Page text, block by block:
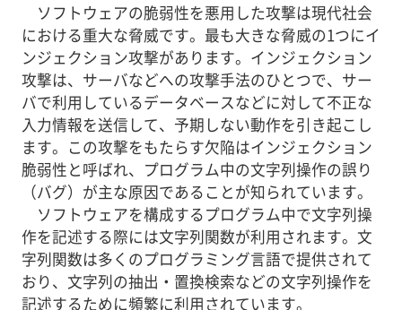
ソフトウェアの脆弱性を悪用した攻撃は現代社会
における重大な脅威です。最も大きな脅威の1つにイ
ンジェクション攻撃があります。インジェクション
攻撃は、サーバなどへの攻撃手法のひとつで、サー
バで利用しているデータベースなどに対して不正な
入力情報を送信して、予期しない動作を引き起こし
ます。この攻撃をもたらす欠陥はインジェクション
脆弱性と呼ばれ、プログラム中の文字列操作の誤り
（バグ）が主な原因であることが知られています。
ソフトウェアを構成するプログラム中で文字列操
作を記述する際には文字列関数が利用されます。文
字列関数は多くのプログラミング言語で提供されて
おり、文字列の抽出・置換検索などの文字列操作を
記述するために頻繁に利用されています。